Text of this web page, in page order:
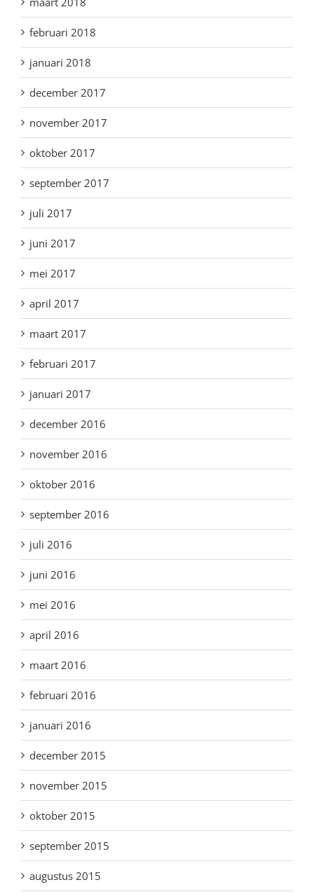
februari 2018
januari 2018
december 2017
november 2017
oktober 2017
september 2017
juli 2017
juni 2017
mei 2017
april 2017
maart 2017
februari 2017
januari 2017
december 2016
november 2016
oktober 2016
september 2016
juli 2016
juni 2016
mei 2016
april 2016
maart 2016
februari 2016
januari 2016
december 2015
november 2015
oktober 2015
september 2015
augustus 2015